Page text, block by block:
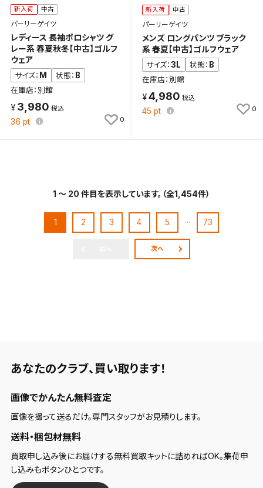
新入荷 中古
パーリーゲイツ
レディース 長袖ポロシャツ グ
レー系 春夏秋冬【中古】ゴルフ
ウェア
サイズ： M 状態： B
在庫店：別館
3,980
36 pt 0
新入荷 中古
パーリーゲイツ
メンズ ロングパンツ ブラック
系 春夏【中古】ゴルフウェア
サイズ：3L 状態： B
在庫店：別館
4,980
45 pt 0
1 ～ 20 件目を表示しています。（全1,454件）
1 2 3 4 5 … 73
次へ
あなたのクラブ、 買い取ります！
画像でかんたん無料査定
画像を撮って送るだけ。専門スタッフがお見積りします。
送料・梱包材無料
買取申し込み後にお届けする無料買取キットに詰めればOK。集荷申
し込みもボタンひとつです。